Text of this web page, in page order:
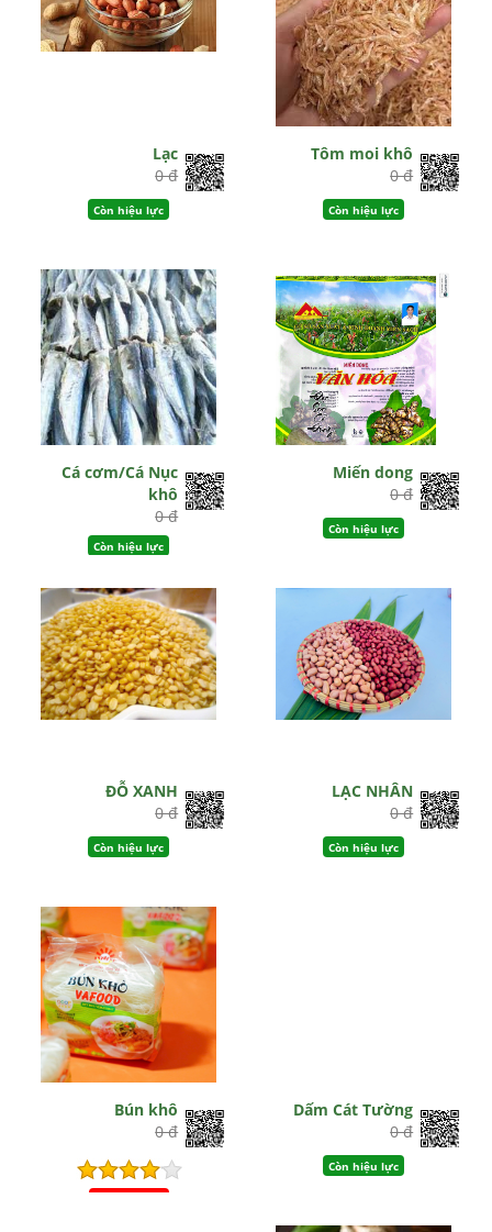
Lạc
0 đ
Còn hiệu lực
Tôm moi khô
0 đ
Còn hiệu lực
Cá cơm/Cá Nục
khô
0 đ
Còn hiệu lực
Miến dong
0 đ
Còn hiệu lực
ĐỖ XANH
0 đ
Còn hiệu lực
LẠC NHÂN
0 đ
Còn hiệu lực
Bún khô
0 đ
Dấm Cát Tường
0 đ
Còn hiệu lực